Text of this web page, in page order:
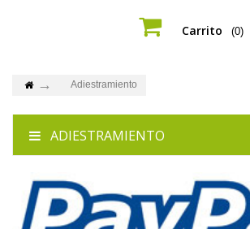
Carrito (0)
Adiestramiento
ADIESTRAMIENTO